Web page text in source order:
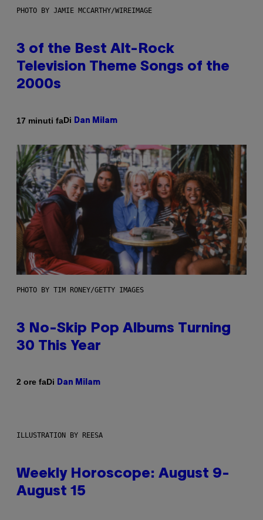
PHOTO BY JAMIE MCCARTHY/WIREIMAGE
3 of the Best Alt-Rock
Television Theme Songs of the
2000s
17 minuti faDi Dan Milam
PHOTO BY TIM RONEY/GETTY IMAGES
3 No-Skip Pop Albums Turning
30 This Year
2 ore faDi Dan Milam
ILLUSTRATION BY REESA
Weekly Horoscope: August 9-
August 15